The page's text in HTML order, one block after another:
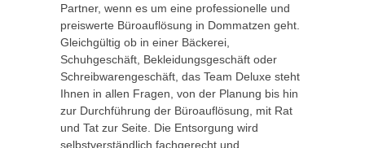
Partner, wenn es um eine professionelle und
preiswerte Büroauflösung in Dommatzen geht.
Gleichgültig ob in einer Bäckerei,
Schuhgeschäft, Bekleidungsgeschäft oder
Schreibwarengeschäft, das Team Deluxe steht
Ihnen in allen Fragen, von der Planung bis hin
zur Durchführung der Büroauflösung, mit Rat
und Tat zur Seite. Die Entsorgung wird
selbstverständlich fachgerecht und